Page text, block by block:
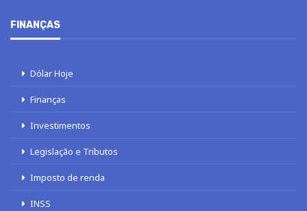
FINANÇAS
Dólar Hoje
Finanças
Investimentos
Legislação e Tributos
Imposto de renda
INSS